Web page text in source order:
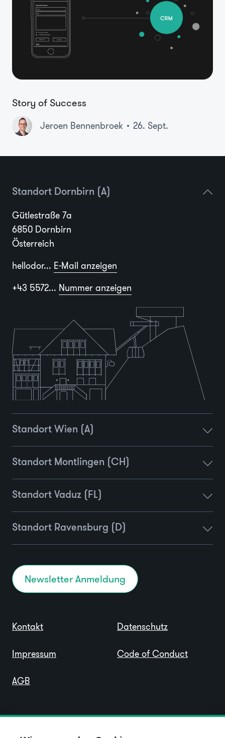
Story of Success
Jeroen Bennenbroek 26. Sept.
Standort Dornbirn (A)
Gütlestraße 7a
6850 Dornbirn
Österreich
hellodor... E-Mail anzeigen
+43 5572... Nummer anzeigen
Standort Wien (A)
Standort Montlingen (CH)
Standort Vaduz (FL)
Standort Ravensburg (D)
Newsletter Anmeldung
Kontakt
Impressum
AGB
Datenschutz
Code of Conduct